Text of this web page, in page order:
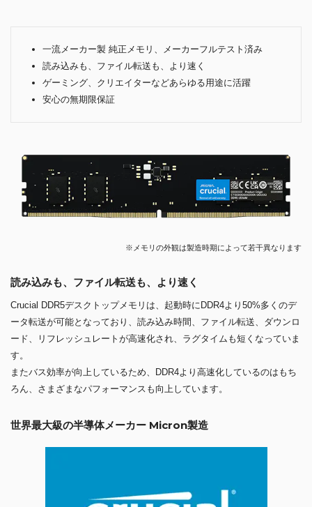
一流メーカー製 純正メモリ、メーカーフルテスト済み
読み込みも、ファイル転送も、より速く
ゲーミング、クリエイターなどあらゆる用途に活躍
安心の無期限保証
※メモリの外観は製造時期によって若干異なります
読み込みも、ファイル転送も、より速く
Crucial DDR5デスクトップメモリは、起動時にDDR4より50%多くのデ
ータ転送が可能となっており、読み込み時間、ファイル転送、ダウンロ
ード、リフレッシュレートが高速化され、ラグタイムも短くなっていま
す。
またバス効率が向上しているため、DDR4より高速化しているのはもち
ろん、さまざまなパフォーマンスも向上しています。
世界最大級の半導体メーカー Micron製造